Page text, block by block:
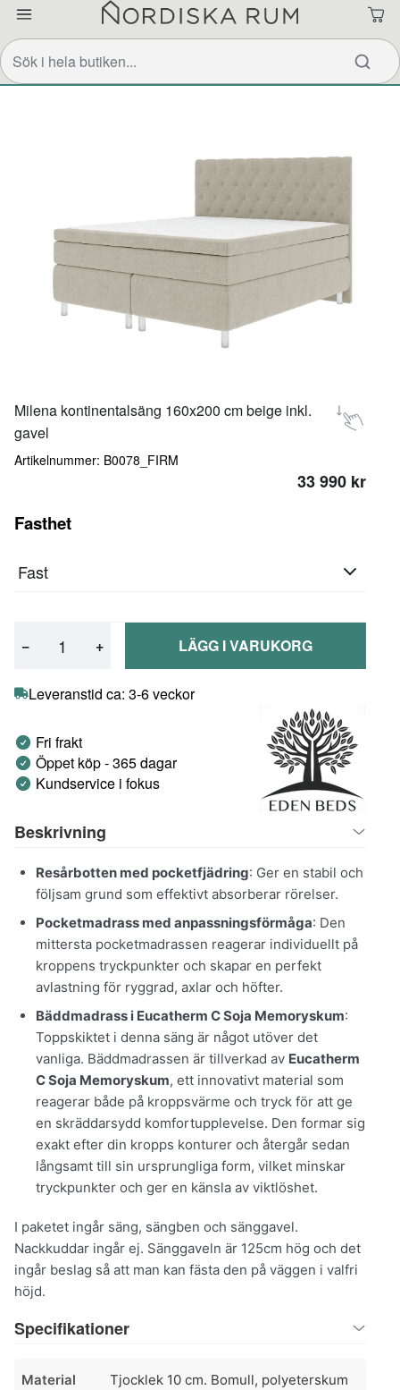
Milena kontinentalsäng 160x200 cm beige inkl.
gavel
Artikelnummer: B0078_FIRM
33 990 kr
Fasthet
Fast
− + LÄGG I VARUKORG
Leveranstid ca: 3-6 veckor
Fri frakt
Öppet köp - 365 dagar
Kundservice i fokus
Beskrivning
Resårbotten med pocketfjädring: Ger en stabil och
följsam grund som effektivt absorberar rörelser.
Pocketmadrass med anpassningsförmåga: Den
mittersta pocketmadrassen reagerar individuellt på
kroppens tryckpunkter och skapar en perfekt
avlastning för ryggrad, axlar och höfter.
Bäddmadrass i Eucatherm C Soja Memoryskum:
Toppskiktet i denna säng är något utöver det
vanliga. Bäddmadrassen är tillverkad av Eucatherm
C Soja Memoryskum, ett innovativt material som
reagerar både på kroppsvärme och tryck för att ge
en skräddarsydd komfortupplevelse. Den formar sig
exakt efter din kropps konturer och återgår sedan
långsamt till sin ursprungliga form, vilket minskar
tryckpunkter och ger en känsla av viktlöshet.
I paketet ingår säng, sängben och sänggavel.
Nackkuddar ingår ej. Sänggaveln är 125cm hög och det
ingår beslag så att man kan fästa den på väggen i valfri
höjd.
Specifikationer
Material
Tjocklek 10 cm. Bomull, polyeterskum